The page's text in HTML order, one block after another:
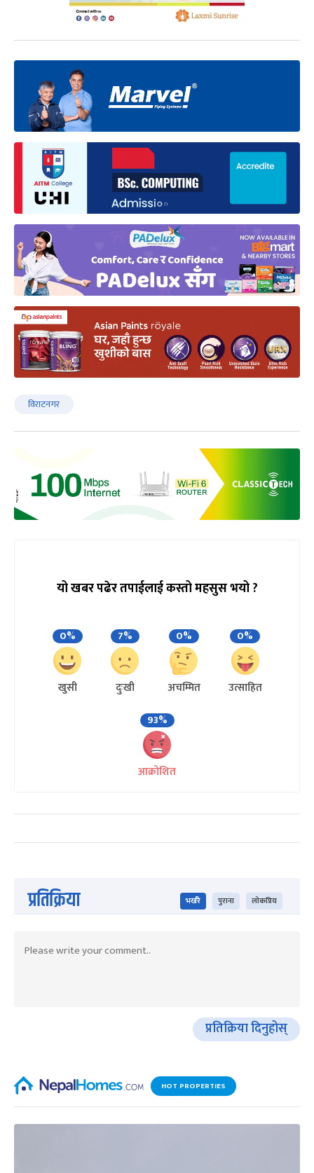
विराटनगर
यो खबर पढेर तपाईलाई कस्तो महसुस भयो ?
0%
खुसी
7%
दुःखी
0%
अचम्मित
0%
उत्साहित
93%
आक्रोशित
प्रतिक्रिया भर्खरै पुराना लोकप्रिय
प्रतिक्रिया दिनुहोस्
HOT PROPERTIES